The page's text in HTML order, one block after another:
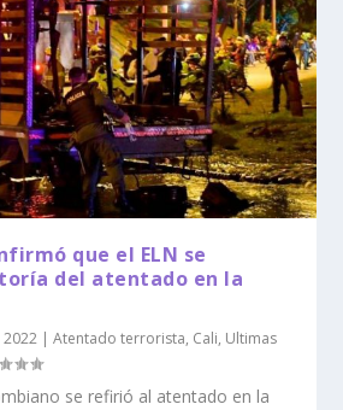
que el ELN se
del atentado en la
2022 |Atentado terrorista, Cali, Ultimas
se refirió al atentado en la